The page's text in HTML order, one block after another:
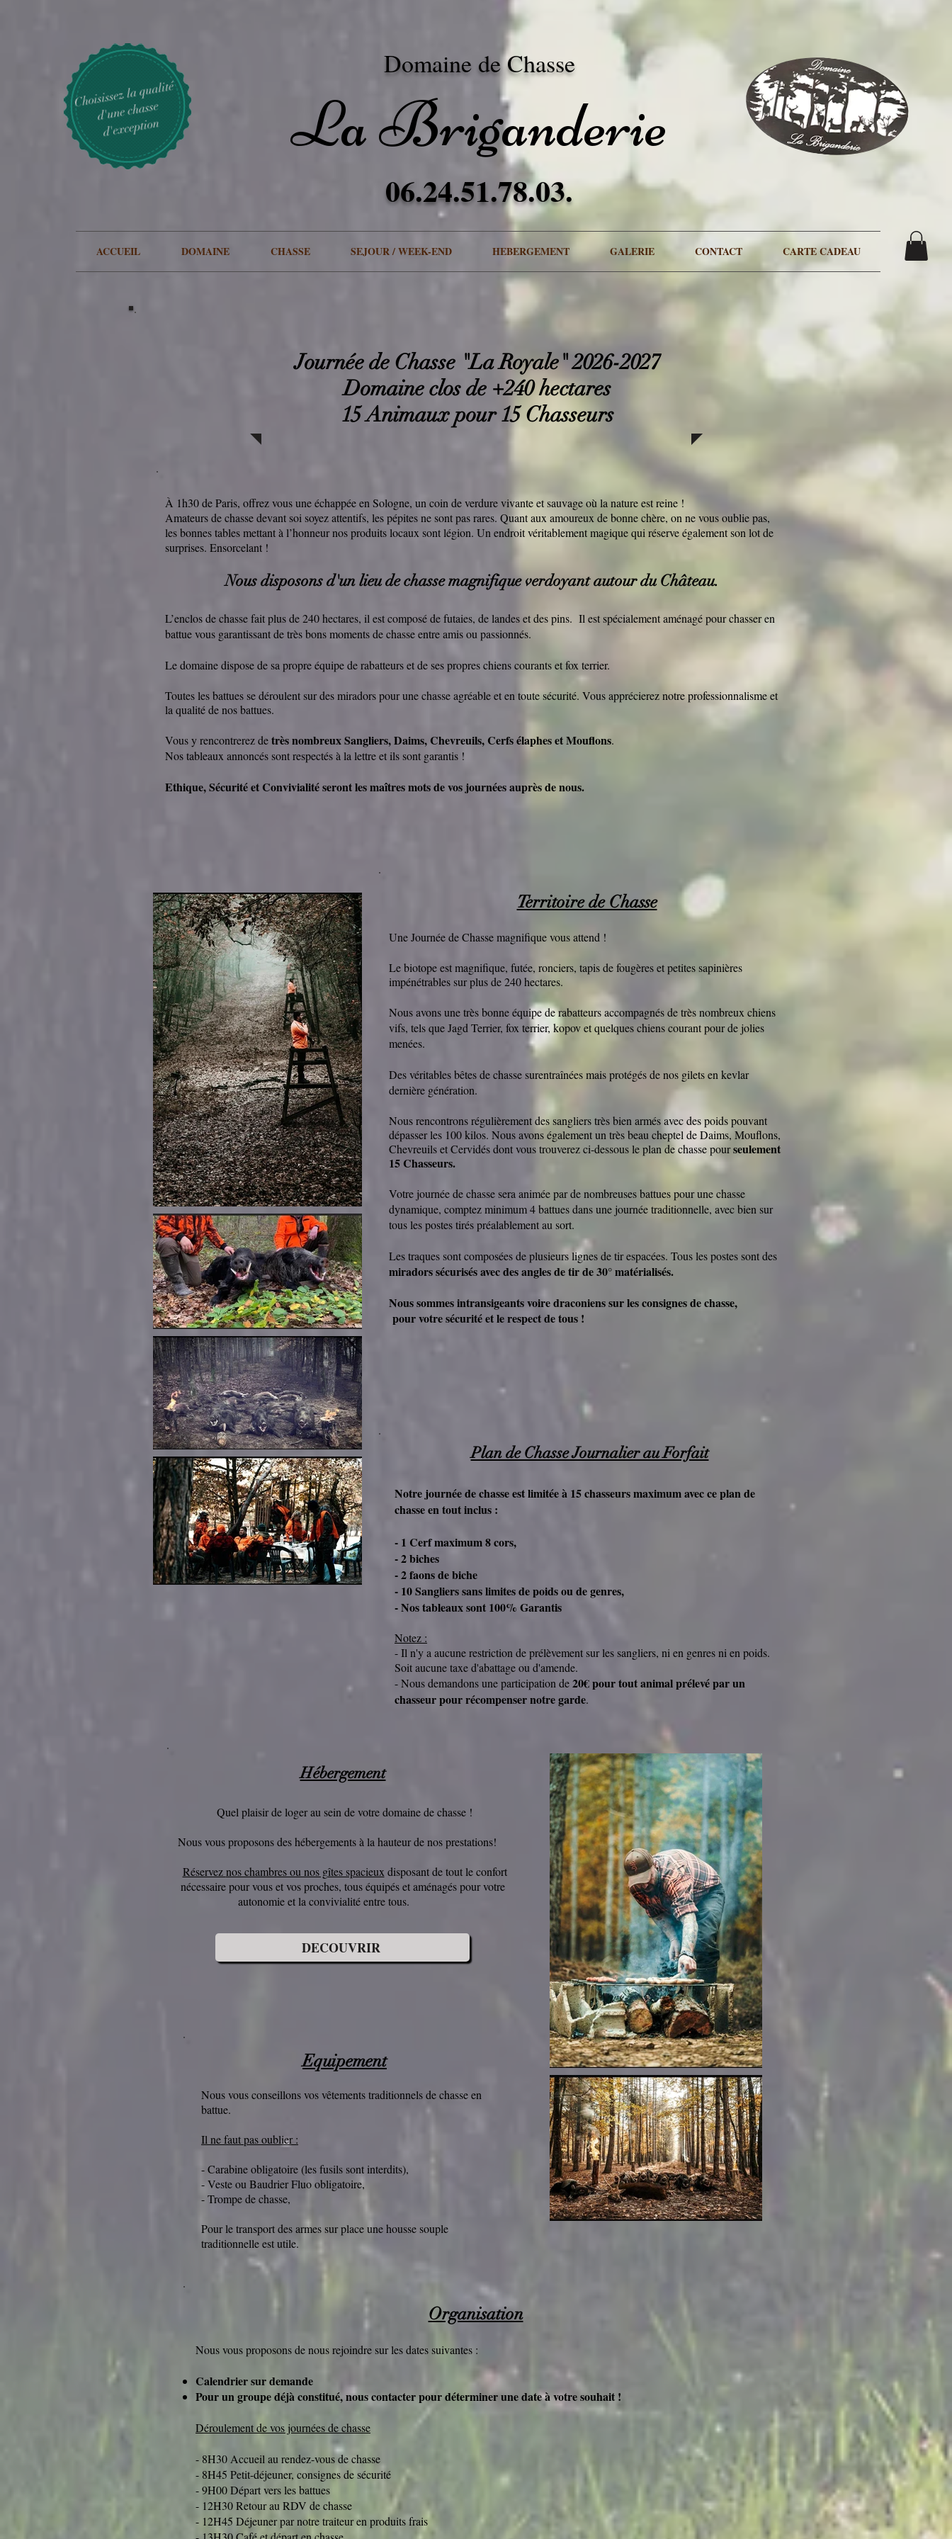
Domaine de Chasse
La Briganderie
06.24.51.78.03.
Choisissez la qualité
d'une chasse
d'exception
ACCUEIL DOMAINE CHASSE SEJOUR / WEEK-END HEBERGEMENT GALERIE CONTACT CARTE CADEAU
Journée de Chasse "La Royale" 2026-2027
Domaine clos de +240 hectares
15 Animaux pour 15 Chasseurs
À 1h30 de Paris, offrez vous une échappée en Sologne, un coin de verdure vivante et sauvage où la nature est reine !
Amateurs de chasse devant soi soyez attentifs, les pépites ne sont pas rares. Quant aux amoureux de bonne chère, on ne vous oublie pas,
les bonnes tables mettant à l’honneur nos produits locaux sont légion. Un endroit véritablement magique qui réserve également son lot de
surprises. Ensorcelant !
Nous disposons d'un lieu de chasse magnifique verdoyantautour duChâteau.
L’enclos de chasse fait plus de 240 hectares, il est composé de futaies, de landes et des pins. Il est spécialement aménagé pour chasser en
battue vous garantissant de très bons moments de chasse entre amis ou passionnés.
Le domaine dispose de sa propre équipe de rabatteurs et de ses propres chiens courants et fox terrier.
Toutes les battues se déroulent sur des miradors pour une chasse agréable et en toute sécurité. Vous apprécierez notre professionnalisme et
la qualité de nos battues.
Vous y rencontrerez detrès nombreux Sangliers, Daims, Chevreuils, Cerfs élaphes et Mouflons.
Nos tableaux annoncés sont respectés à la lettre et ils sont garantis !
Ethique, Sécurité et Convivialité seront les maîtres mots de vos journées auprès de nous.
Territoire de Chasse
​Une Journée de Chasse magnifique vous attend !
Le biotope est magnifique, futée, ronciers, tapis de fougères et petites sapinières
impénétrables sur plus de 240 hectares.
Nous avons une très bonne équipe de rabatteurs accompagnés de très nombreux chiens
vifs, tels que Jagd Terrier, fox terrier, kopov et quelques chiens courant pour de jolies
menées.
Des véritables bêtes de chasse surentraînées mais protégés de nos gilets en kevlar
dernière génération.
Nous rencontrons régulièrement des sangliers très bien armés avec des poids pouvant
dépasser les 100 kilos. Nous avons également un très beau cheptel de Daims, Mouflons,
Chevreuils et Cervidés dont vous trouverez ci-dessous le plan de chasse pourseulement
15 Chasseurs.
Votre journée de chasse sera animée par de nombreuses battues pour une chasse
dynamique, comptez minimum 4 battues dans une journée traditionnelle, avec bien sur
tous les postes tirés préalablement au sort.
Les traques sont composées de plusieurs lignes de tir espacées. Tous les postes sont des
miradors sécurisés avec des angles de tir de 30° matérialisés.
Nous sommes intransigeants voire draconiens sur les consignes de chasse,
pour votre sécurité et le respect de tous !
Plan de Chasse Journalier au Forfait
Notre journée de chasse est limitée à 15 chasseurs maximum avec ce plan de
chasse en tout inclus :
- 1 Cerf maximum 8 cors,
- 2 biches
- 2 faons de biche
- 10 Sangliers sans limites de poids ou de genres,
- Nos tableaux sont 100% Garantis
Notez :
- Il n'y a aucune restriction de prélèvement sur les sangliers, ni en genres ni en poids.
Soit aucune taxe d'abattage ou d'amende.
- Nous demandons une participation de20€ pour tout animal prélevé par un
chasseur pour récompenser notre garde.
Hébergement
Quel plaisir de loger au sein de votre domaine de chasse !
Nous vous proposons des hébergements à la hauteur de nos prestations!
Réserveznos chambres ou nos gîtes spacieux disposant de tout le confort
nécessaire pour vous et vos proches, tous équipés et aménagés pour votre
autonomie et la convivialité entre tous.
DECOUVRIR
Equipement
Nous vous conseillons vos vêtements traditionnels de chasse en
battue.
Il ne faut pas oublier :
- Carabine obligatoire (les fusils sont interdits),
- Veste ou Baudrier Fluo obligatoire,
- Trompe de chasse,
Pour le transport des armes sur place une housse souple
traditionnelle est utile.
Organisation
Nous vous proposons de nous rejoindre sur les dates suivantes :
Calendrier sur demande
Pour un groupe déjà constitué, nous contacter pour déterminer une date à votre souhait !
Déroulement de vos journées de chasse
- 8H30 Accueil au rendez-vous de chasse
- 8H45 Petit-déjeuner, consignes de sécurité
- 9H00 Départ vers les battues
- 12H30 Retour au RDV de chasse
- 12H45 Déjeuner par notre traiteur en produits frais